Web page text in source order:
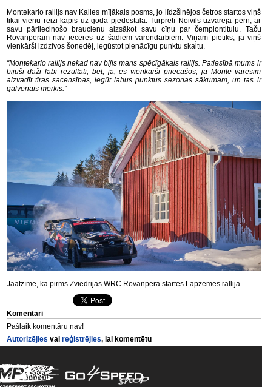
Montekarlo rallijs nav Kalles mīļākais posms, jo līdzšinējos četros startos viņš
tikai vienu reizi kāpis uz goda pjedestāla. Turpretī Noivils uzvarēja pērn, ar
savu pārliecinošo braucienu aizsākot savu cīņu par čempiontitulu. Taču
Rovanperam nav ieceres uz šādiem varoņdarbiem. Viņam pietiks, ja viņš
vienkārši izdzīvos šonedēļ, iegūstot pienācīgu punktu skaitu.
''Montekarlo rallijs nekad nav bijis mans spēcīgākais rallijs. Patiesībā mums ir
bijuši daži labi rezultāti, bet, jā, es vienkārši priecāšos, ja Montē varēsim
aizvadīt tīras sacensības, iegūt labus punktus sezonas sākumam, un tas ir
galvenais mērķis.''
Jāatzīmē, ka pirms Zviedrijas WRC Rovanpera startēs Lapzemes rallijā.
Komentāri
Pašlaik komentāru nav!
Autorizējies vai reģistrējies, lai komentētu